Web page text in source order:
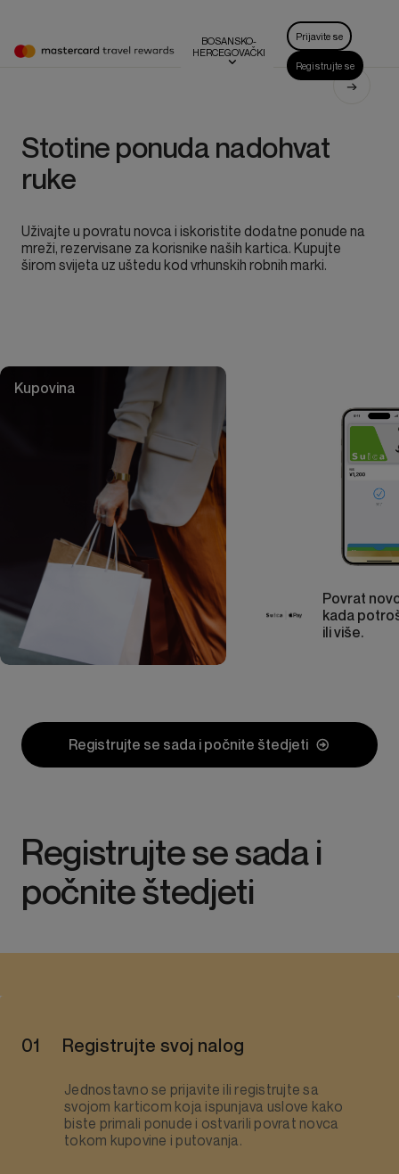
MASTERCARD TRAVEL REWARDS – HOME
Select a language to change the
Select a language to change the
BOSANSKO-
HERCEGOVAČKI
Prijavite se
Registrujte se
Stotine ponuda nadohvat
ruke
Uživajte u povratu novca i iskoristite dodatne ponude na
mreži, rezervisane za korisnike naših kartica. Kupujte
širom svijeta uz uštedu kod vrhunskih robnih marki.
Kupovina
Povrat
kada
ili više.
Registrujte se sada i počnite štedjeti
Registrujte se sada i
počnite štedjeti
Registrujte svoj nalog
Jednostavno se prijavite ili registrujte sa
svojom karticom koja ispunjava uslove kako
biste primali ponude i ostvarili povrat novca
tokom kupovine i putovanja.